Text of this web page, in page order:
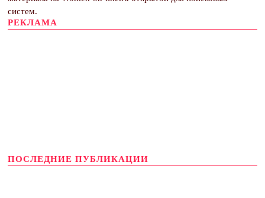
систем.
РЕКЛАМА
ПОСЛЕДНИЕ ПУБЛИКАЦИИ